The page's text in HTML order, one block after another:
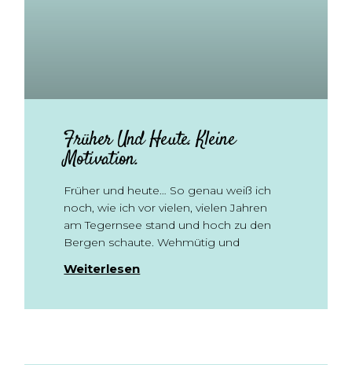
Früher Und Heute. Kleine
Motivation.
Früher und heute… So genau weiß ich
noch, wie ich vor vielen, vielen Jahren
am Tegernsee stand und hoch zu den
Bergen schaute. Wehmütig und
Weiterlesen